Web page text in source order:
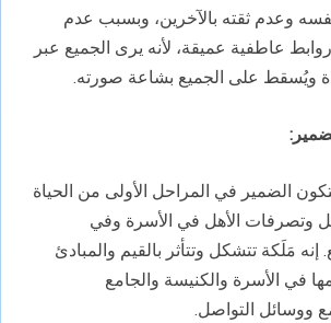
وعدم ثقته بالآخرين، وبسبب عدم
عاطفية عميقة، لأنه يرى الجميع عبر
ويُسقط على الجميع بشاعة صورته.
:
الضمير في المراحل الأولى من الحياة
وتصرفات الأهل في الأسرة وفي
مَلَكة تتشكل وتتأثر بالقيم والمبادئ
في الأسرة والكنيسة والجامع
ووسائل التواصل.